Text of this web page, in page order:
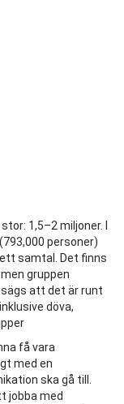
1,5–2 miljoner. I
personer)
samtal. Det finns
gruppen
sägs att det är runt
döva,
få vara
med en
ska gå till.
jobba med